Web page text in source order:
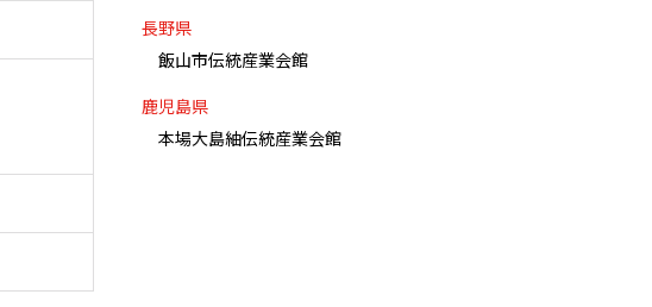
長野県
飯山市伝統産業会館
鹿児島県
本場大島紬伝統産業会館